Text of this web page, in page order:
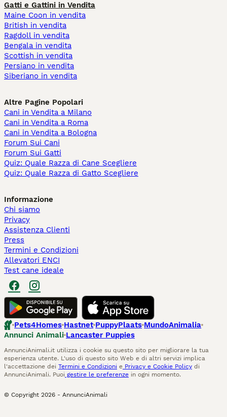
Gatti e Gattini in Vendita
Maine Coon in vendita
British in vendita
Ragdoll in vendita
Bengala in vendita
Scottish in vendita
Persiano in vendita
Siberiano in vendita
Altre Pagine Popolari
Cani in Vendita a Milano
Cani in Vendita a Roma
Cani in Vendita a Bologna
Forum Sui Cani
Forum Sui Gatti
Quiz: Quale Razza di Cane Scegliere
Quiz: Quale Razza di Gatto Scegliere
Informazione
Chi siamo
Privacy
Assistenza Clienti
Press
Termini e Condizioni
Allevatori ENCI
Test cane ideale
Pets4Homes Hastnet PuppyPlaats MundoAnimalia
Annunci Animali Lancaster Puppies
AnnunciAnimali.it utilizza i cookie su questo sito per migliorare la tua
esperienza utente. L'uso di questo sito Web e di altri servizi implica
l'accettazione dei Termini e Condizioni e Privacy e Cookie Policy di
AnnunciAnimali. Puoi gestire le preferenze in ogni momento.
© Copyright 2026 - AnnunciAnimali